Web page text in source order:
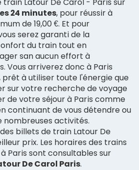
24 minutes, pour réussir à
de 19,00 €. Et pour
serez garanti de la
du train tout en
san aucun effort à
Vous arriverez donc à Paris
à utiliser toute l'énergie que
sur votre recherche de voyage
de votre séjour à Paris comme
continuant de vous détendre ou
activités.
billets de train Latour De
prix. Les horaires des trains
Paris sont consultables sur
De Carol Paris.